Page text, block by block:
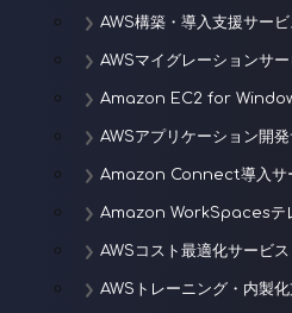
AWS構築・導入支援サービ
AWSマイグレーションサー
Amazon EC2 for
AWSアプリケーション開
Amazon Connect導入サ
Amazon WorkSpacesテ
AWSコスト最適化サービス
AWSトレーニング・内製